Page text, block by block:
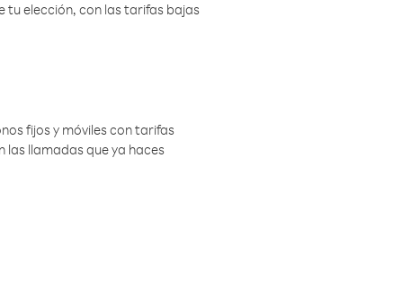
tu elección, con las tarifas bajas
fijos y móviles con tarifas
las llamadas que ya haces